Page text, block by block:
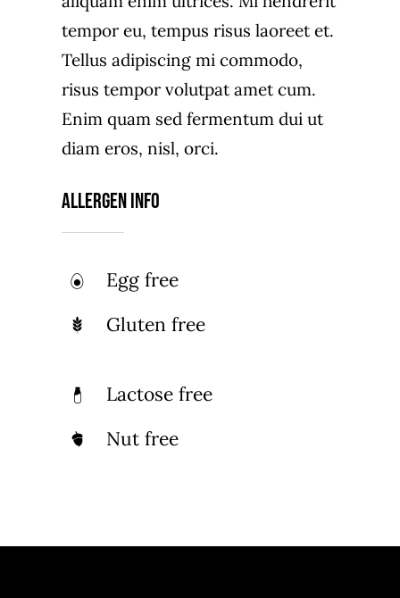
tempor eu, tempus risus laoreet et.
Tellus adipiscing mi commodo,
risus tempor volutpat amet cum.
Enim quam sed fermentum dui ut
diam eros, nisl, orci.
Allergen Info
Egg free
Gluten free
Lactose free
Nut free